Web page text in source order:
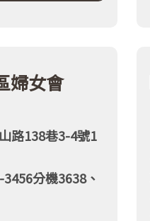
婦女會
路138巷3-4號1
分機3638、